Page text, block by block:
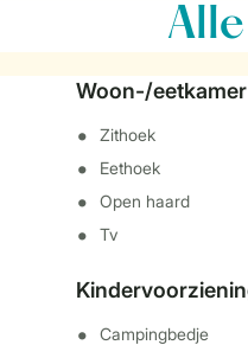
Alle
Woon-/eetkamer
Zithoek
Eethoek
Open haard
Tv
Campingbedje